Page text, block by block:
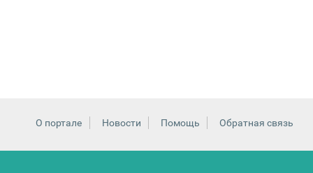
О портале Новости Помощь Обратная связь